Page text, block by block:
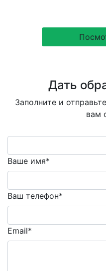
Дать
Заполните и
вам
Ваше имя*
Ваш телефон*
Email*